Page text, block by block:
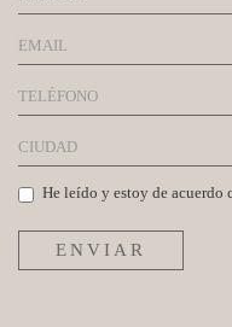
He leído y estoy de acuerdo
ENVIAR